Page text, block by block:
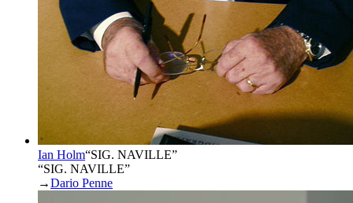
Ian Holm“SIG. NAVILLE”
“SIG. NAVILLE”
→Dario Penne